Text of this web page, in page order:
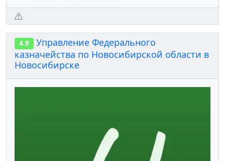
4.9
Управление Федерального
казначейства по Новосибирской области в
Новосибирске